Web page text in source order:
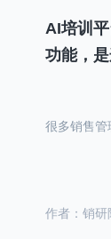
AI培训
功能，
作者：销研
很多销售管